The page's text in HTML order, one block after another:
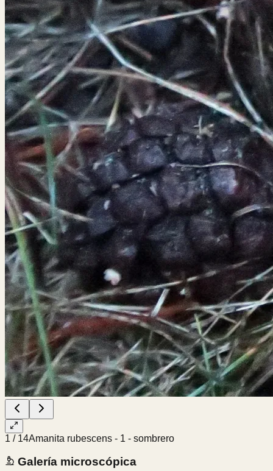
1 / 14Amanita rubescens - 1 - sombrero
Galería microscópica